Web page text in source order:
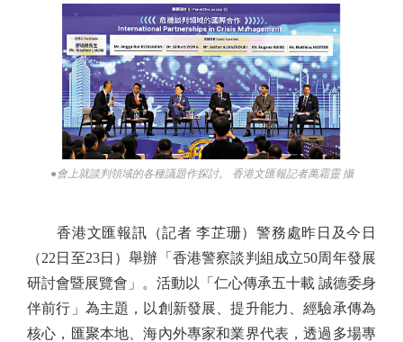
●會上就談判領域的各種議題作探討。 香港文匯報記者萬霜靈 攝
香港文匯報訊（記者 李芷珊）警務處昨日及今日
（22日至23日）舉辦「香港警察談判組成立50周年發展
研討會暨展覽會」。活動以「仁心傳承五十載 誠德委身
伴前行」為主題，以創新發展、提升能力、經驗承傳為
核心，匯聚本地、海內外專家和業界代表，透過多場專